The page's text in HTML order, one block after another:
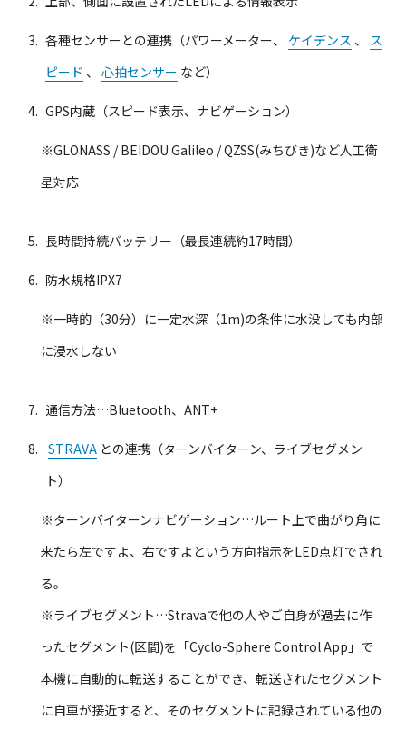
各種センサーとの連携（パワーメーター、 ケイデンス 、
ス
ピード 、 心拍センサー など）
GPS内蔵（スピード表示、ナビゲーション）
※GLONASS / BEIDOU Galileo / QZSS(みちびき)など人工衛
星対応
長時間持続バッテリー（最長連続約17時間）
防水規格IPX7
※一時的（30分）に一定水深（1m)の条件に水没しても内部
に浸水しない
通信方法…Bluetooth、ANT+
STRAVA との連携（ターンバイターン、ライブセグメン
ト）
※ターンバイターンナビゲーション…ルート上で曲がり角に
来たら左ですよ、右ですよという方向指示をLED点灯でされ
る。
※ライブセグメント…Stravaで他の人やご自身が過去に作
ったセグメント(区間)を「Cyclo-Sphere Control App」で
本機に自動的に転送することができ、転送されたセグメント
に自車が接近すると、そのセグメントに記録されている他の